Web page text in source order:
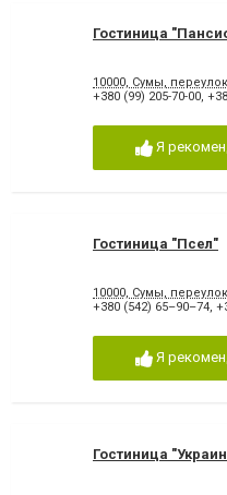
Гостиница
10000, Сумы,
+380 (99) 205-70-00,
Я
Гостиница "Псел"
10000, Сумы,
+380 (542) 65–90–74,
Я
Гостиница